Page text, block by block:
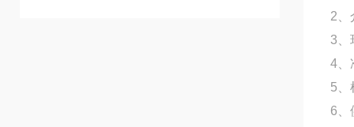
2、
3、
4、
5、
6、